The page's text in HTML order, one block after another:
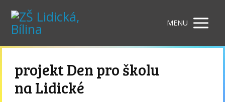
MENU
projekt Den pro školu
na Lidické